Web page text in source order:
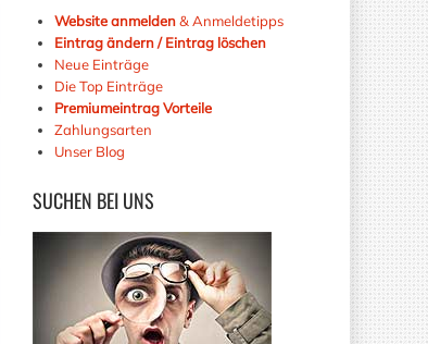
Website anmelden& Anmeldetipps
Eintrag ändern / Eintrag löschen
Neue Einträge
Die Top Einträge
Premiumeintrag Vorteile
Zahlungsarten
Unser Blog
SUCHEN BEI UNS